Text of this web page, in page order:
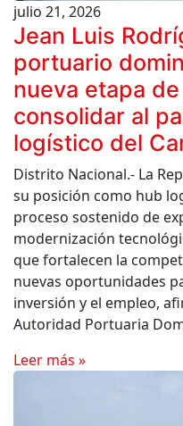
julio 21, 2026
Jean Luis
portuario
nueva etapa
consolidar al
logístico del
Distrito Nacional.- La
su posición como hub
proceso sostenido de
modernización
que fortalecen la
nuevas oportunidades
inversión y el empleo,
Autoridad Portuaria
Leer más »